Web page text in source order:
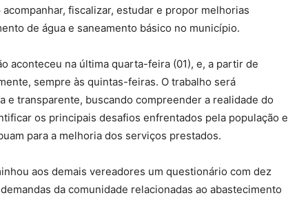
fiscalizar, estudar e propor melhorias
de água e saneamento básico no município.
aconteceu na última quarta-feira (01), e, a partir de
sempre às quintas-feiras. O trabalho será
e transparente, buscando compreender a realidade do
os principais desafios enfrentados pela população e
para a melhoria dos serviços prestados.
aos demais vereadores um questionário com dez
da comunidade relacionadas ao abastecimento